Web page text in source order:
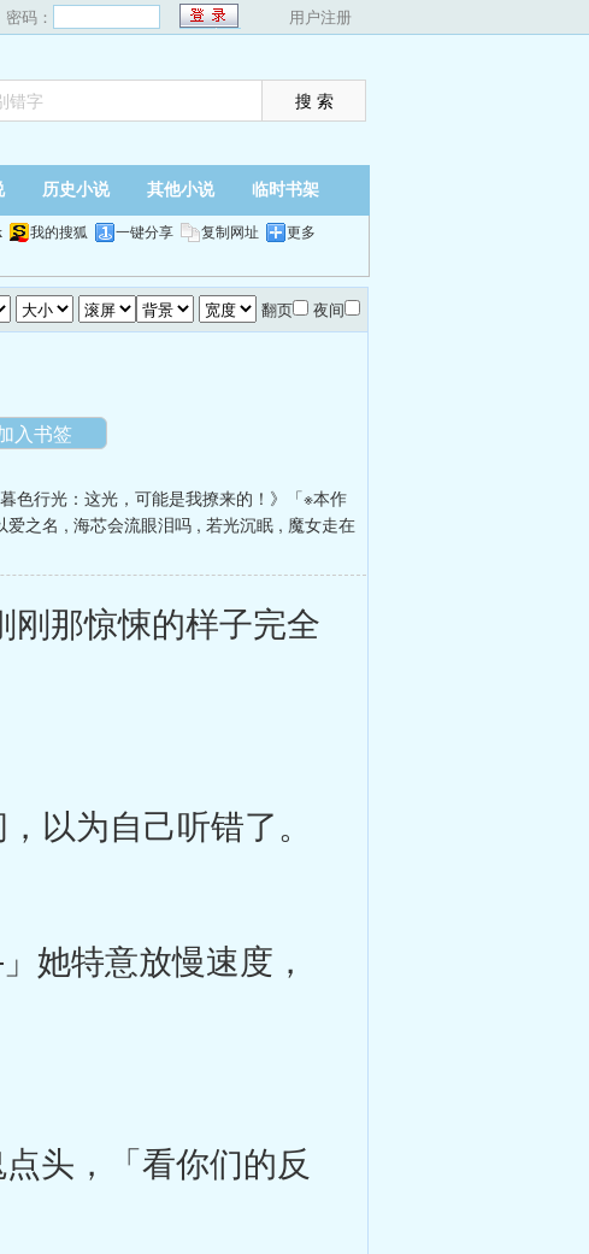
密码： 用户注册
历史小说 其他小说 临时书架
我的搜狐 一键分享 复制网址 更多
翻页 夜间
入书签
暮色行光：这光，可能是我撩来的！》「※本作
爱之名 , 海芯会流眼泪吗 , 若光沉眠 , 魔女走在
那惊悚的样子完全
以为自己听错了。
她特意放慢速度，
头，「看你们的反